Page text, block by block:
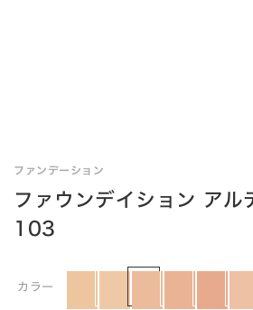
ファンデーション
ファウンデイション アル
103
カラー